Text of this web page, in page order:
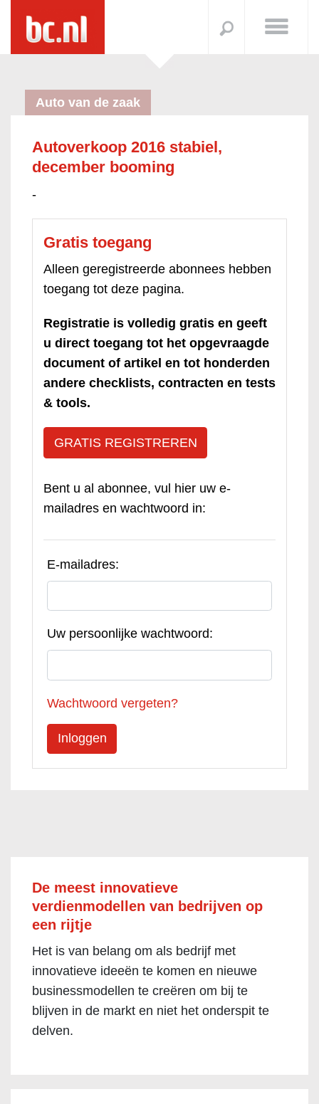
Auto van de zaak
Autoverkoop 2016 stabiel,
december booming
-
Gratis toegang
Alleen geregistreerde abonnees hebben
toegang tot deze pagina.
Registratie is volledig gratis en geeft
u direct toegang tot het opgevraagde
document of artikel en tot honderden
andere checklists, contracten en tests
& tools.
GRATIS REGISTREREN
Bent u al abonnee, vul hier uw e-
mailadres en wachtwoord in:
E-mailadres:
Uw persoonlijke wachtwoord:
Wachtwoord vergeten?
De meest innovatieve
verdienmodellen van bedrijven op
een rijtje
Het is van belang om als bedrijf met
innovatieve ideeën te komen en nieuwe
businessmodellen te creëren om bij te
blijven in de markt en niet het onderspit te
delven.